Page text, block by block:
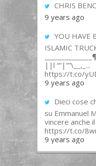
CHRIS
9 years ago
YOU HAVE
ISLAMIC
||l “”|””\__,_...
https://t.co/
9 years ago
Dieci cose
su Emmanuel
vincere anche
https://t.co/
9 years ago